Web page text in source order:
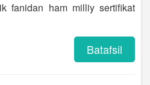
fanidan ham milliy sertifikat
Batafsil